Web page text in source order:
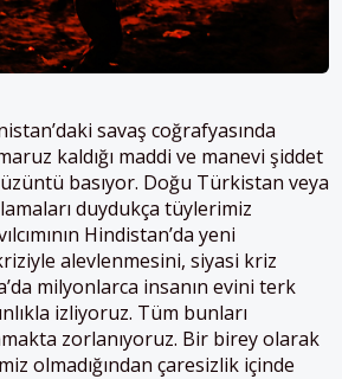
savaş coğrafyasında
kaldığı maddi ve manevi şiddet
basıyor. Doğu Türkistan veya
duydukça tüylerimiz
Hindistan’da yeni
alevlenmesini, siyasi kriz
milyonlarca insanın evini terk
izliyoruz. Tüm bunları
zorlanıyoruz. Bir birey olarak
olmadığından çaresizlik içinde